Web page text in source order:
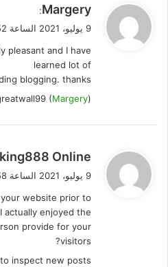
ي
ق
ل
Margery
:
9 يوليو، 2021 الساعة 6:52 ص
pleasant and I have
learned lot of
blogging. thanks.
(Margery)
ي
ق
ل
Online
9 يوليو، 2021 الساعة 5:58 ص
website prior to
actually enjoyed the
provide for your
visitors?
inspect new posts